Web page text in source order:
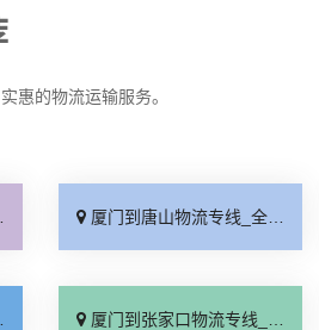
惠的物流运输服务。
厦门到唐山物流专线_全境派送「收费介绍」
厦门到张家口物流专线_全境派送「多久能到」